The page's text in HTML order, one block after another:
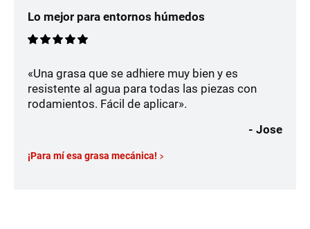
Lo mejor para entornos húmedos
«Una grasa que se adhiere muy bien y es
resistente al agua para todas las piezas con
rodamientos. Fácil de aplicar».
- Jose
¡Para mí esa grasa mecánica!